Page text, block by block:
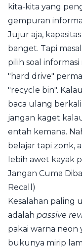
kita-kita yang
gempuran
Jujur aja,
banget. Tapi
pilih soal
"hard drive"
"recycle bin".
baca ulang
jangan kaget
entah kemana.
belajar tapi zonk,
lebih awet kayak
Jangan Cuma
Recall)
Kesalahan paling
adalah passive
pakai warna neon
bukunya mirip